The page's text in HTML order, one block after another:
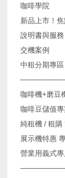
咖啡學院
新品上市！
說明書與服務
交機案例
中租分期專區
咖啡機+磨豆
咖啡豆儲值專
純租機 / 租購
展示機特惠
營業用義式